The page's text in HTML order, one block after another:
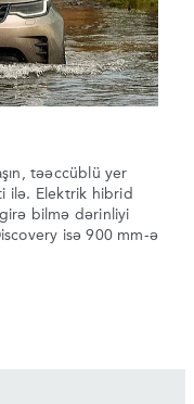
təəccüblü yer
ilə. Elektrik hibrid
bilmə dərinliyi
isə 900 mm-ə